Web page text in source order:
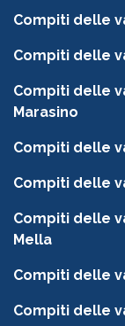
Compiti delle
Compiti delle
Compiti delle
Marasino
Compiti delle
Compiti delle
Compiti delle
Mella
Compiti delle
Compiti delle